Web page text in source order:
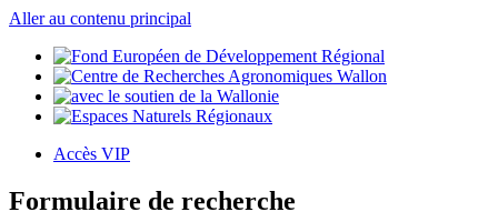
Aller au contenu principal
Accès VIP
Formulaire de recherche